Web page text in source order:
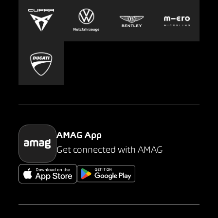
Europcar
Carsharing
Mobility-as-a-Service
Parking
Presse
AMAG App
Get connected with AMAG